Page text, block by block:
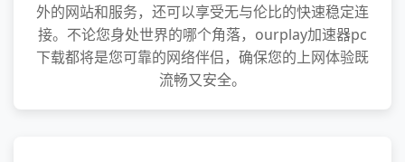
外的网站和服务，还可以享受无与伦比的快速稳定连
接。不论您身处世界的哪个角落，ourplay加速器pc
下载都将是您可靠的网络伴侣，确保您的上网体验既
流畅又安全。